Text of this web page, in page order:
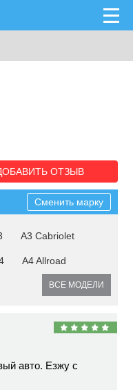
ОТЗЫВ
Сменить марку
A3 Cabriolet
A4 Allroad
ВСЕ МОДЕЛИ
авто. Езжу с